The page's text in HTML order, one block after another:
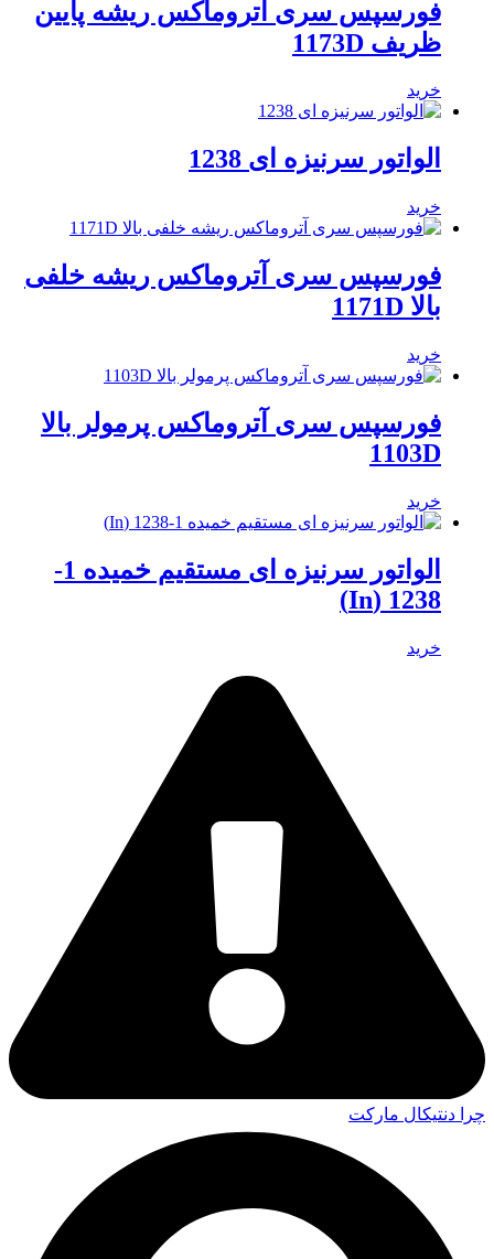
فورسپس سری آتروماکس ریشه پایین
ظریف 1173D
خرید
الواتور سرنیزه ای 1238
خرید
فورسپس سری آتروماکس ریشه خلفی
بالا 1171D
خرید
فورسپس سری آتروماکس پرمولر بالا
1103D
خرید
الواتور سرنیزه ای مستقیم خمیده 1-
1238 (In)
خرید
چرا دنتیکال مارکت